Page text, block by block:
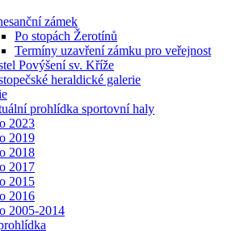
zámek
Po stopách Žerotínů
Termíny uzavření zámku pro veřejnost
Povýšení sv. Kříže
heraldické galerie
prohlídka sportovní haly
2023
2019
2018
2017
2015
2016
2005-2014